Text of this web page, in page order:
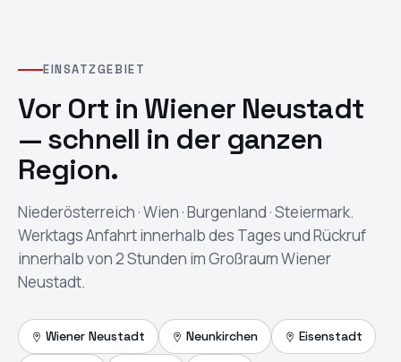
EINSATZGEBIET
Vor Ort in Wiener Neustadt
— schnell in der ganzen
Region.
Niederösterreich · Wien · Burgenland · Steiermark.
Werktags Anfahrt innerhalb des Tages und Rückruf
innerhalb von 2 Stunden im Großraum Wiener
Neustadt.
Wiener Neustadt Neunkirchen Eisenstadt